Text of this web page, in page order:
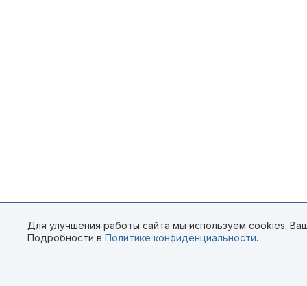
Для улучшения работы сайта мы используем cookies.
Подробности в Политике конфиденциальности.